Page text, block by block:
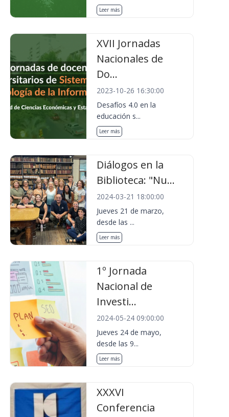
Leer más
XVII Jornadas
Nacionales de
Do...
2023-10-26 16:30:00
Desafíos 4.0 en la
educación s...
Leer más
Diálogos en la
Biblioteca: "Nu...
2024-03-21 18:00:00
Jueves 21 de marzo,
desde las ...
Leer más
1º Jornada
Nacional de
Investi...
2024-05-24 09:00:00
Jueves 24 de mayo,
desde las 9...
Leer más
XXXVI
Conferencia